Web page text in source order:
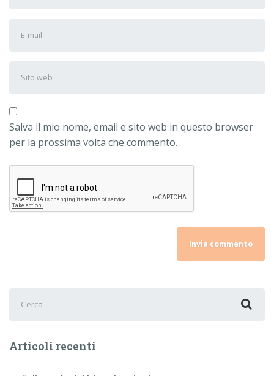
web
Salva il mio nome, email e sito web in questo browser
per la prossima volta che commento.
per:
Articoli recenti